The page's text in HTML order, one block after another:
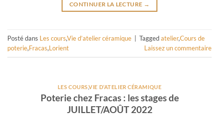
CONTINUER LA LECTURE →
Posté dans Les cours,Vie d’atelier céramique Taggedatelier,Cours de
poterie,Fracas,Lorient Laissez un commentaire
LES COURS,VIE D’ATELIER CÉRAMIQUE
Poterie chez Fracas : les stages de
JUILLET/AOÛT 2022